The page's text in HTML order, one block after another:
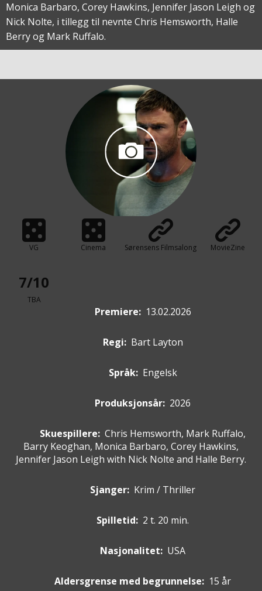
Monica Barbaro, Corey Hawkins, Jennifer Jason Leigh og
Nick Nolte, i tillegg til nevnte Chris Hemsworth, Halle
Berry og Mark Ruffalo.
VG Cinema Sørensens Filmsalong MovieZine
7/10
TBA
Premiere: 13.02.2026
Regi: Bart Layton
Språk: Engelsk
Produksjonsår: 2026
Skuespillere: Chris Hemsworth, Mark Ruffalo,
Barry Keoghan, Monica Barbaro, Corey Hawkins,
Jennifer Jason Leigh with Nick Nolte and Halle Berry.
Sjanger: Krim / Thriller
Spilletid: 2 t. 20 min.
Nasjonalitet: USA
Aldersgrense med begrunnelse: 15 år